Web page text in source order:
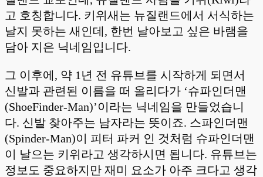
고 호칭합니다. 키위새는 뉴질랜드에서 서식하는
날지 못하는 새인데, 한번 날아보고 싶은 바램을
담아 지은 닉네임입니다.
그 이후에, 약 1년 전 유튜브를 시작하게 되면서
신발과 관련된 이름을 떠 올리다가 ‘슈파인더맨
(ShoeFinder-Man)’이라는 닉네임을 만들었습니
다. 신발 찾아주는 남자라는 뜻이죠. 스파인더맨
(Spinder-Man)이 피터 파커 인 것처럼 슈파인더맨
이 날으는 키위라고 생각하시면 됩니다. 유튜브는
정보도 중요하지만 재미 요소가 아주 크다고 생각